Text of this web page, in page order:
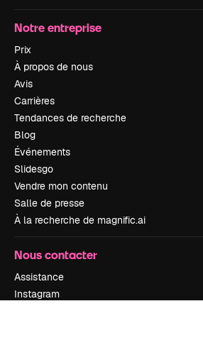
Notre entreprise
Prix
À propos de nous
Avis
Carrières
Tendances de recherche
Blog
Événements
Slidesgo
Vendre mon contenu
Salle de presse
À la recherche de magnific.ai
Nous contacter
Assistance
Instagram